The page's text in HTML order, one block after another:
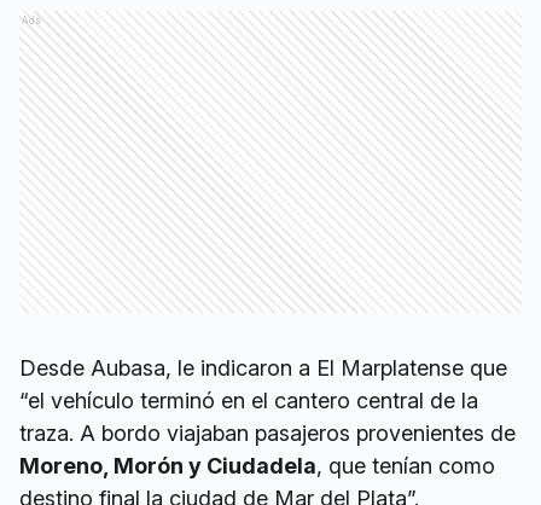
Ads
Desde Aubasa, le indicaron a El Marplatense que
“el vehículo terminó en el cantero central de la
traza. A bordo viajaban pasajeros provenientes de
Moreno, Morón y Ciudadela, que tenían como
destino final la ciudad de Mar del Plata”.